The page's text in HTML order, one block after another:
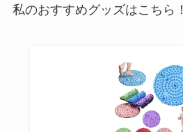
私のおすすめグッズはこちら！